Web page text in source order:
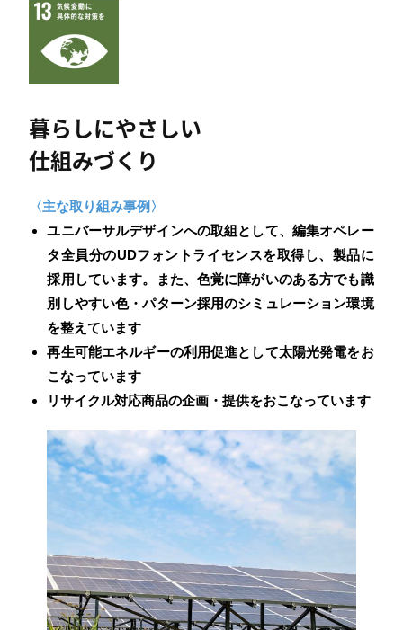
暮らしにやさしい
仕組みづくり
〈主な取り組み事例〉
ユニバーサルデザインへの取組として、編集オペレー
タ全員分のUDフォントライセンスを取得し、製品に
採用しています。また、色覚に障がいのある方でも識
別しやすい色・パターン採用のシミュレーション環境
を整えています
再生可能エネルギーの利用促進として太陽光発電をお
こなっています
リサイクル対応商品の企画・提供をおこなっています